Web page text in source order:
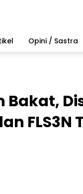
Opini / Sastra
Bakat,